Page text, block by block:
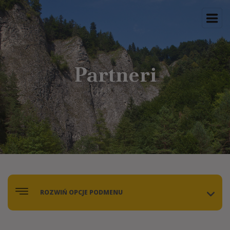
Partneri
ROZWIŃ OPCJE PODMENU